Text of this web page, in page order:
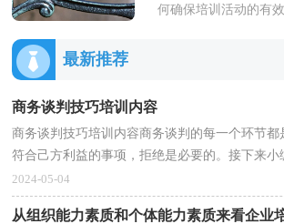
何确保培训活动的有
最新推荐
商务谈判技巧培训内容
商务谈判技巧培训内容商务谈判的每一个环节都
符合己方利益的事项，拒绝是必要的。接下来小
技巧培训内容，希望对你有帮助。但拒绝也要有
2024-05-04
从组织能力素质和个体能力素质来看企业